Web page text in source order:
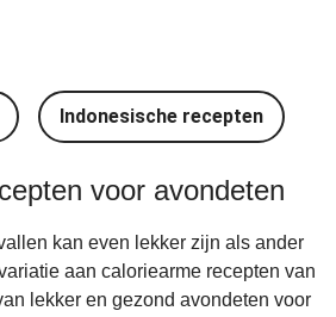
Indonesische recepten
voor avondeten
kan even lekker zijn als ander
aan caloriearme recepten van
lekker en gezond avondeten voor